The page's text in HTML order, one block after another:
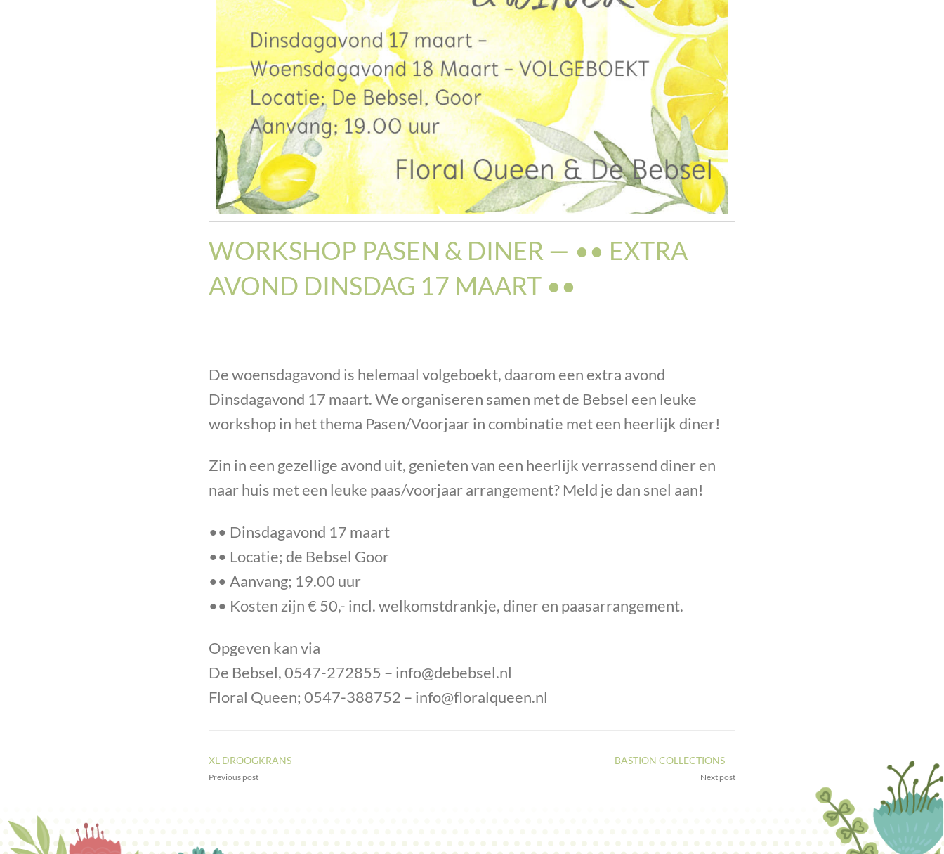
WORKSHOP PASEN & DINER — •• EXTRA
AVOND DINSDAG 17 MAART ••
De woensdagavond is helemaal volgeboekt, daarom een extra avond
Dinsdagavond 17 maart. We organiseren samen met de Bebsel een leuke
workshop in het thema Pasen/Voorjaar in combinatie met een heerlijk diner!
Zin in een gezellige avond uit, genieten van een heerlijk verrassend diner en
naar huis met een leuke paas/voorjaar arrangement? Meld je dan snel aan!
•• Dinsdagavond 17 maart
•• Locatie; de Bebsel Goor
•• Aanvang; 19.00 uur
•• Kosten zijn € 50,- incl. welkomstdrankje, diner en paasarrangement.
Opgeven kan via
De Bebsel, 0547-272855 – info@debebsel.nl
Floral Queen; 0547-388752 – info@floralqueen.nl
XL DROOGKRANS —
Previous post
BASTION COLLECTIONS —
Next post